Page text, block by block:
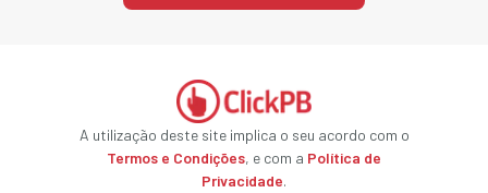
A utilização deste site implica o seu acordo com o
Termos e Condições, e com a Política de
Privacidade.